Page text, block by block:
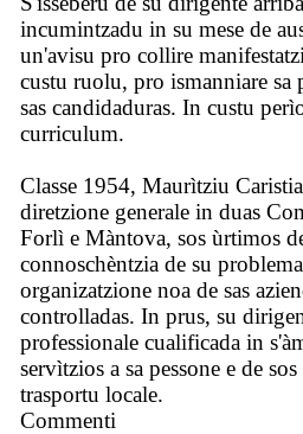
incumintzadu in su mese de
un'avisu pro collire
custu ruolu, pro ismanniare sa
sas candidaduras. In custu
curriculum.
Classe 1954, Maurìtziu
diretzione generale in duas
Forlì e Màntova, sos ùrtimos
connoschèntzia de su
organizatzione noa de sas
controlladas. In prus, su
professionale cualificada in
servìtzios a sa pessone e de
trasportu locale.
Commenti